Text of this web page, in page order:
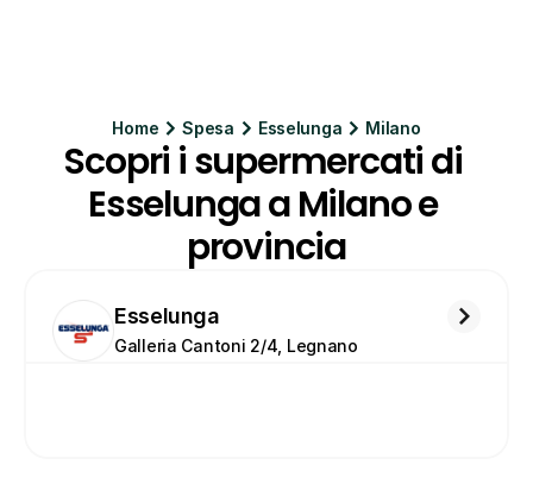
Home Spesa Esselunga Milano
Scopri i supermercati di
Esselunga a Milano e
provincia
Esselunga
Galleria Cantoni 2/4, Legnano